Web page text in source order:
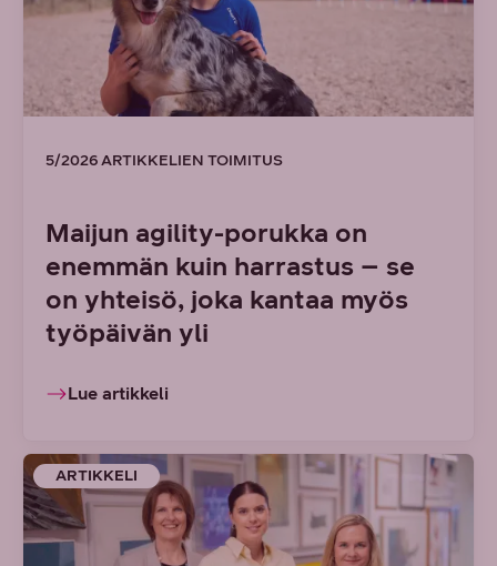
5/2026 ARTIKKELIEN TOIMITUS
Maijun agility-porukka on
enemmän kuin harrastus – se
on yhteisö, joka kantaa myös
työpäivän yli
Lue artikkeli
ARTIKKELI